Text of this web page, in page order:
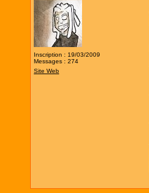
Inscription : 19/03/2009
Messages : 274
Site Web